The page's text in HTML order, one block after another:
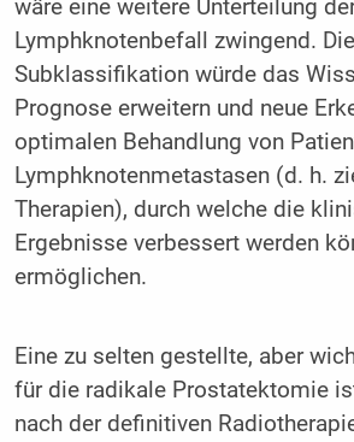
wäre eine weitere Unterteilung
Lymphknotenbefall zwingend.
Subklassifikation würde das
Prognose erweitern und neue
optimalen Behandlung von
Lymphknotenmetastasen (d. h.
Therapien), durch welche die
Ergebnisse verbessert werden
ermöglichen.
Eine zu selten gestellte, aber
für die radikale Prostatektomie
nach der definitiven